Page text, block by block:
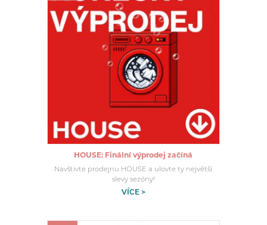
HOUSE: Finální výprodej začíná
Navštivte prodejnu HOUSE a ulovte ty největší
slevy sezóny!
VÍCE >